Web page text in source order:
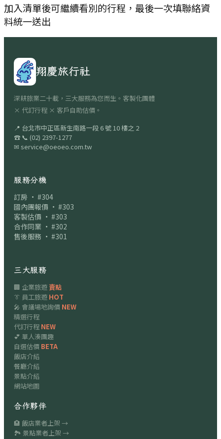
加入清單後可繼續看別的行程，最後一次填聯絡資
料統一送出
翔慶旅行社
深耕旅業二十載，三大服務為您而生。客製化團體
× 代訂行程 × 客戶自助估價。
📍 台北市中正區新生南路一段 6 號 10 樓之 2
☎ 📞 (02) 2397-1277
✉ service@oeoeo.com.tw
服務分機
訂房 · #304
國內團報價 · #303
客製估價 · #303
合作同業 · #302
售後服務 · #301
三大服務
🏢 企業旅遊賣點
👔 員工旅遊 HOT
🎤 會議場地詢價 NEW
精選行程
代訂行程 NEW
💕 單人湊團趣
自選估價 BETA
飯店介紹
餐廳介紹
景點介紹
網站地圖
合作夥伴
🏨 飯店業者上架 →
🏞 景點業者上架 →